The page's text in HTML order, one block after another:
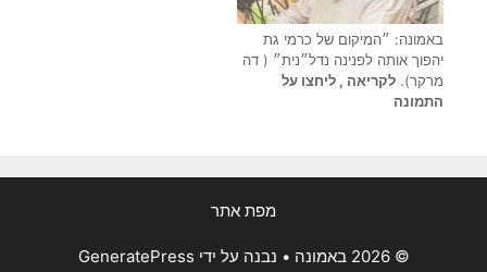
באמונה: ״המיקום של כרמי גת
יהפוך אותה לפנינה נדל״נית״ ( דה
מרקר). לקריאה , ליחצו על
התמונה
מפת אתר
© 2026 באמונה • נבנה על ידי GeneratePress